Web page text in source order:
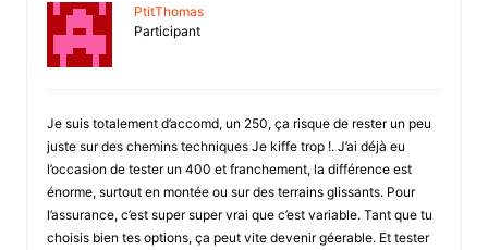
PtitThomas
Participant
Je suis totalement d’accomd, un 250, ça risque de rester un peu
juste sur des chemins techniques Je kiffe trop !. J’ai déjà eu
l’occasion de tester un 400 et franchement, la différence est
énorme, surtout en montée ou sur des terrains glissants. Pour
l’assurance, c’est super super vrai que c’est variable. Tant que tu
choisis bien tes options, ça peut vite devenir géerable. Et tester